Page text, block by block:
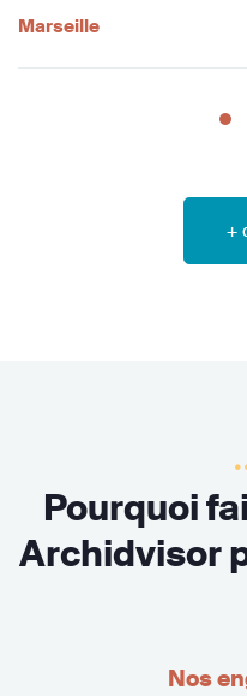
Marseille
+
Pourquoi
Archidvisor
Nos